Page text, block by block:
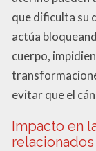
que dificulta su
actúa
cuerpo,
evitar que el
Impacto en